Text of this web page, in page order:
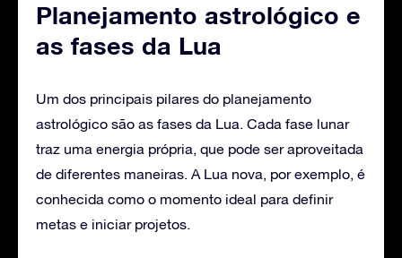
Planejamento astrológico e
as fases da Lua
Um dos principais pilares do planejamento
astrológico são as fases da Lua. Cada fase lunar
traz uma energia própria, que pode ser aproveitada
de diferentes maneiras. A Lua nova, por exemplo, é
conhecida como o momento ideal para definir
metas e iniciar projetos.